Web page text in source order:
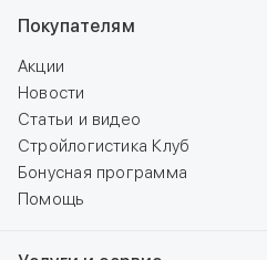
Покупателям
Акции
Новости
Статьи и видео
Стройлогистика Клуб
Бонусная программа
Помощь